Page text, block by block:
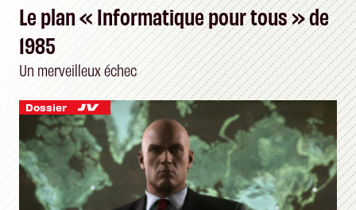
Le plan « Informatique pour tous » de
1985
Un merveilleux échec
Dossier